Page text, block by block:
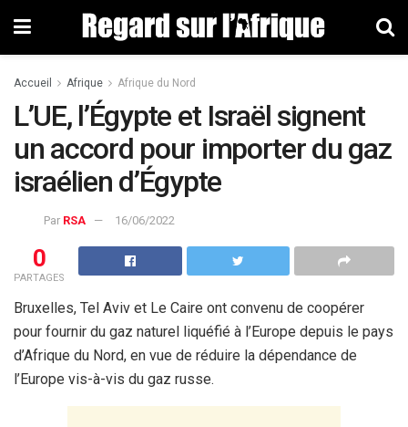
Accueil Afrique Afrique du Nord
L’UE, l’Égypte et Israël signent
un accord pour importer du gaz
israélien d’Égypte
Par RSA 16/06/2022
0
PARTAGES
Bruxelles, Tel Aviv et Le Caire ont convenu de coopérer
pour fournir du gaz naturel liquéfié à l’Europe depuis le pays
d’Afrique du Nord, en vue de réduire la dépendance de
l’Europe vis-à-vis du gaz russe.